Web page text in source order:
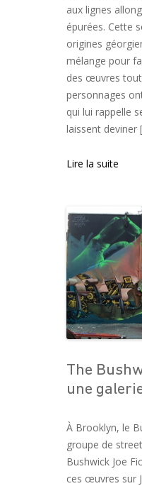
aux lignes
épurées. Cette
origines
mélange pour
des œuvres
personnages
qui lui rappelle
laissent deviner
Lire la suite
The
une
À Brooklyn, le
groupe de
Bushwick Joe
ces œuvres sur